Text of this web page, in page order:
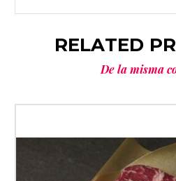
RELATED
De la misma